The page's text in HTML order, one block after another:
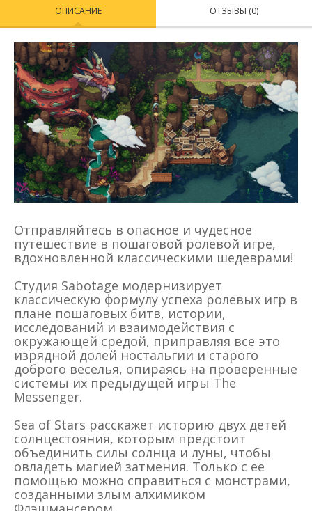
ОПИСАНИЕ ОТЗЫВЫ (0)
Отправляйтесь в опасное и чудесное
путешествие в пошаговой ролевой игре,
вдохновленной классическими шедеврами!
Студия Sabotage модернизирует
классическую формулу успеха ролевых игр в
плане пошаговых битв, истории,
исследований и взаимодействия с
окружающей средой, приправляя все это
изрядной долей ностальгии и старого
доброго веселья, опираясь на проверенные
системы их предыдущей игры The
Messenger‎.
Sea of Stars расскажет историю двух детей
солнцестояния, которым предстоит
объединить силы солнца и луны, чтобы
овладеть магией затмения. Только с ее
помощью можно справиться с монстрами,
созданными злым алхимиком